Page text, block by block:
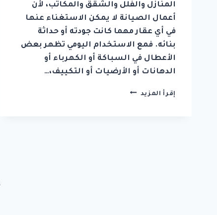
المنازل والفلل والشقق والمكاتب، لأن
أعمال الصيانة لا يمكن الاستغناء عنها
في أي عقار مهما كانت جودته أو حداثة
بنائه. فمع الاستخدام اليومي تظهر بعض
الأعطال في السباكة أو الكهرباء أو
الدهانات أو الأرضيات أو التكييف،…
إقرأ المزيد شركة